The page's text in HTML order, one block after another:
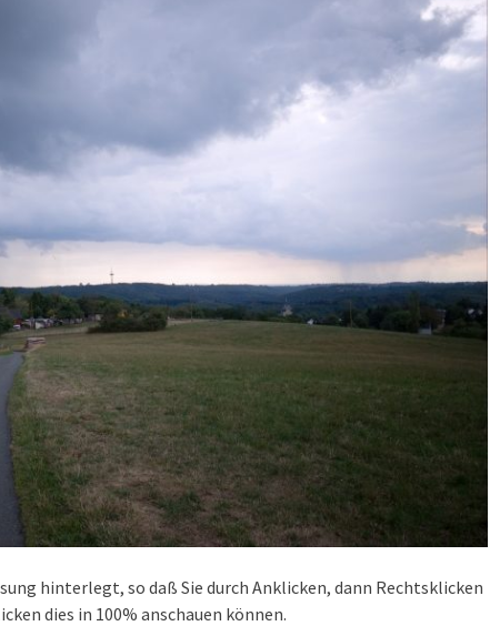
hinterlegt, so daß Sie durch Anklicken, dann Rechtsklicken
dies in 100% anschauen können.